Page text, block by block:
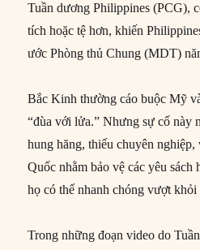
Tuần dương Philippines (PCG),
tích hoặc tệ hơn, khiến
ước Phòng thủ Chung (MDT)
Bắc Kinh thường cáo buộc Mỹ
“đùa với lửa.” Nhưng sự cố này
hung hăng, thiếu chuyên
Quốc nhằm bảo vệ các yêu sách
họ có thể nhanh chóng vượt khỏi
Trong những đoạn video do